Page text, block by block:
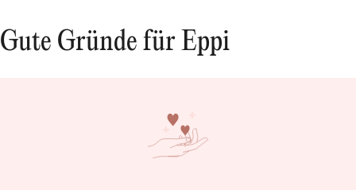
Gute Gründe für Eppi